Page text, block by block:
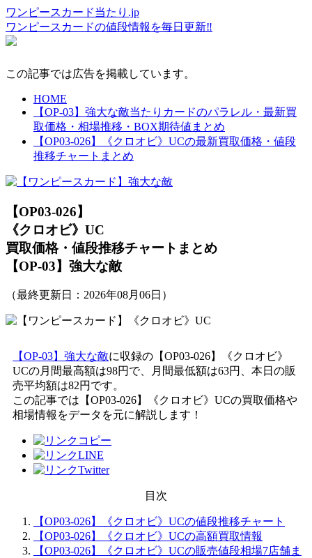
ワンピースカード当たり.jp
ワンピースカードの値段情報を毎日更新‼
この記事では広告を掲載しています。
HOME
【OP-03】強大な敵当たりカードのパラレル・最新買
取価格・相場推移・BOX期待値まとめ
【OP03-026】《クロオビ》UCの最新買取価格・値段
推移チャートまとめ
【OP03-026】
《クロオビ》UC
買取価格・値段推移チャートまとめ
【OP-03】強大な敵
（最終更新日： 2026年08月06日 ）
【OP-03】強大な敵に収録の【OP03-026】《クロオビ》
UCの月間最高額は98円で、月間最低額は63円、本日の販
売平均額は82円です。
この記事では【OP03-026】《クロオビ》UCの買取価格や
相場情報をデータを元に解説します！
目次
【OP03-026】《クロオビ》UCの値段推移チャート
【OP03-026】《クロオビ》UCの高額買取情報
【OP03-026】《クロオビ》UCの販売値段相場7店舗ま